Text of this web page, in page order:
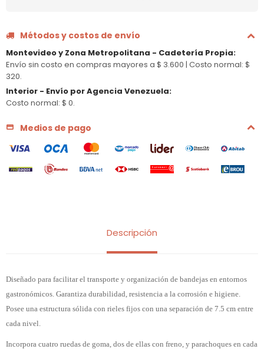
Métodos y costos de envío
Montevideo y Zona Metropolitana - Cadetería Propia:
Envío sin costo en compras mayores a $ 3.600 | Costo normal: $
320.
Interior - Envío por Agencia Venezuela:
Costo normal: $ 0.
Medios de pago
Descripción
Diseñado para facilitar el transporte y organización de bandejas en entornos
gastronómicos. Garantiza durabilidad, resistencia a la corrosión e higiene.
Posee una estructura sólida con rieles fijos con una separación de 7.5 cm entre
cada nivel.
Incorpora cuatro ruedas de goma, dos de ellas con freno, y parachoques en cada